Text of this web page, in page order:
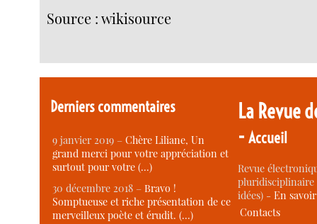
Source : wikisource
Derniers commentaires
9 janvier 2019 –Chère Liliane, Un
grand merci pour votre appréciation et
surtout pour votre (…)
30 décembre 2018 –Bravo !
Somptueuse et riche présentation de ce
merveilleux poète et érudit. (…)
La Revue
-Accueil
Revue
idées) -En
Contacts